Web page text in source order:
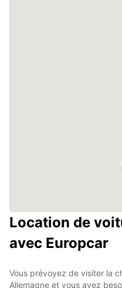
Location de
avec Europcar
Vous prévoyez de visiter la
Allemagne et vous avez